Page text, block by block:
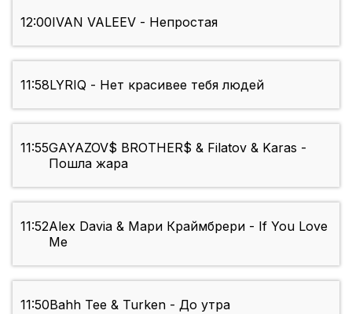
12:00IVAN VALEEV - Непростая
11:58LYRIQ - Нет красивее тебя людей
11:55GAYAZOV$ BROTHER$ & Filatov & Karas -
Пошла жара
11:52Alex Davia & Мари Краймбрери - If You Love
Me
11:50Bahh Tee & Turken - До утра